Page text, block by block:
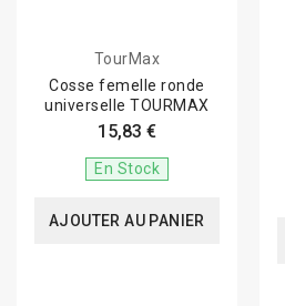
TourMax
Cosse femelle ronde
universelle TOURMAX
15,83 €
En Stock
AJOUTER AU PANIER